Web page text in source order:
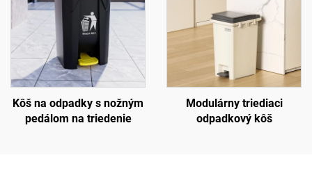
Kôš na odpadky s nožným
pedálom na triedenie
Modulárny triediaci
odpadkový kôš